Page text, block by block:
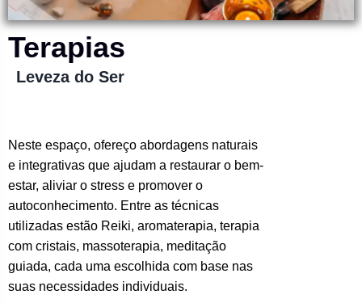
Terapias
Leveza do Ser
Neste espaço, ofereço abordagens naturais
e integrativas que ajudam a restaurar o bem-
estar, aliviar o stress e promover o
autoconhecimento. Entre as técnicas
utilizadas estão Reiki, aromaterapia, terapia
com cristais, massoterapia, meditação
guiada, cada uma escolhida com base nas
suas necessidades individuais.